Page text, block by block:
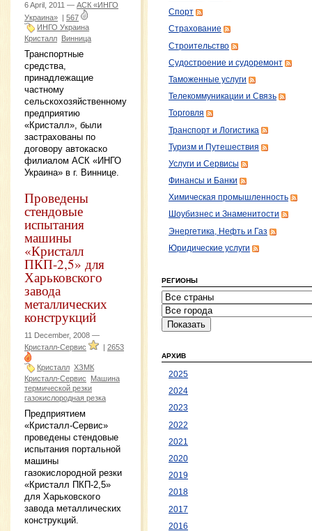
6 April, 2011 — АСК «ИНГО
Украина» | 567
ИНГО Украина
Кристалл Винница
Транспортные
средства,
принадлежащие
частному
сельскохозяйственному
предприятию
«Кристалл», были
застрахованы по
договору автокаско
филиалом АСК «ИНГО
Украина» в г. Виннице.
Проведены
стендовые
испытания
машины
«Кристалл
ПКП-2,5» для
Харьковского
завода
металлических
конструкций
11 December, 2008 —
Кристалл-Сервис
2653
Кристалл ХЗМК
Кристалл-Сервис
Машина
термической резки
газокислородная резка
Предприятием
«Кристалл-Сервис»
проведены стендовые
испытания портальной
машины
газокислородной резки
«Кристалл ПКП-2,5»
для Харьковского
завода металлических
конструкций.
Спорт
Страхование
Строительство
Судостроение и судоремонт
Таможенные услуги
Телекоммуникации и Связь
Торговля
Транспорт и Логистика
Туризм и Путешествия
Услуги и Сервисы
Финансы и Банки
Химическая промышленность
Шоубизнес и Знаменитости
Энергетика, Нефть и Газ
Юридические услуги
РЕГИОНЫ
АРХИВ
2025
2024
2023
2022
2021
2020
2019
2018
2017
2016